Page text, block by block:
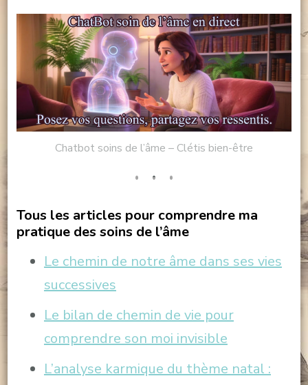
Chatbot soins de l’âme – Clétis bien-être
Tous les articles pour comprendre ma
pratique des soins de l’âme
Le chemin de notre âme dans ses vies
successives
Le bilan de chemin de vie pour
comprendre son moi invisible
L’analyse karmique du thème natal :